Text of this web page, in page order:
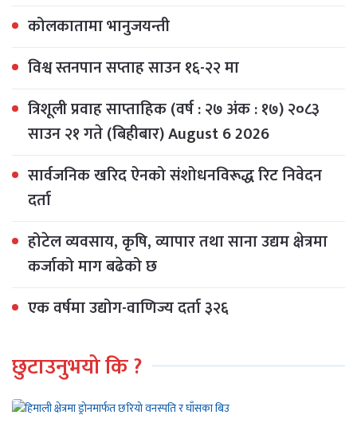
कोलकातामा भानुजयन्ती
विश्व स्तनपान सप्ताह साउन १६-२२ मा
त्रिशूली प्रवाह साप्ताहिक (वर्ष : २७ अंक : १७) २०८३
साउन २१ गते (बिहीबार) August 6 2026
सार्वजनिक खरिद ऐनको संशोधनविरूद्ध रिट निवेदन
दर्ता
होटेल व्यवसाय, कृषि, व्यापार तथा साना उद्यम क्षेत्रमा
कर्जाको माग बढेको छ
एक वर्षमा उद्योग-वाणिज्य दर्ता ३२६
छुटाउनुभयो कि ?